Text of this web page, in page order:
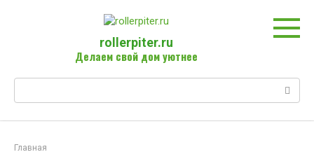
rollerpiter.ru
Делаем свой дом уютнее
Главная